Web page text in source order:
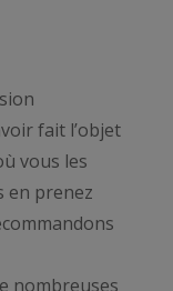
fait l’objet
vous les
en prenez
nombreuses